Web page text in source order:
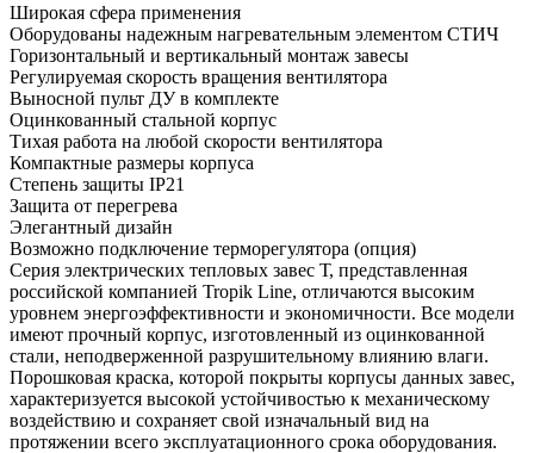
Широкая сфера применения
Оборудованы надежным нагревательным элементом СТИЧ
Горизонтальный и вертикальный монтаж завесы
Регулируемая скорость вращения вентилятора
Выносной пульт ДУ в комплекте
Оцинкованный стальной корпус
Тихая работа на любой скорости вентилятора
Компактные размеры корпуса
Степень защиты IP21
Защита от перегрева
Элегантный дизайн
Возможно подключение терморегулятора (опция)
Серия электрических тепловых завес Т, представленная
российской компанией Tropik Line, отличаются высоким
уровнем энергоэффективности и экономичности. Все модели
имеют прочный корпус, изготовленный из оцинкованной
стали, неподверженной разрушительному влиянию влаги.
Порошковая краска, которой покрыты корпусы данных завес,
характеризуется высокой устойчивостью к механическому
воздействию и сохраняет свой изначальный вид на
протяжении всего эксплуатационного срока оборудования.